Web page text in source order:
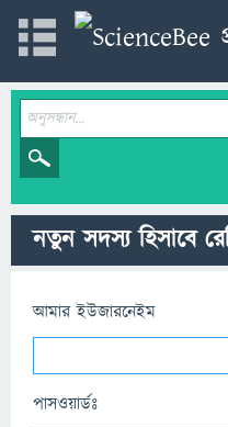
নতুন সদস্য হিসাবে
আমার ইউজারনেইম
পাসওয়ার্ডঃ